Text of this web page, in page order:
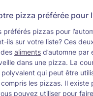
pizza préférée pour
préférés pizzas pour
ils sur votre liste? Ces
aliments d’automne par
dans une pizza. La
qui peut être
les pizzas. Il existe
pouvez utiliser pour